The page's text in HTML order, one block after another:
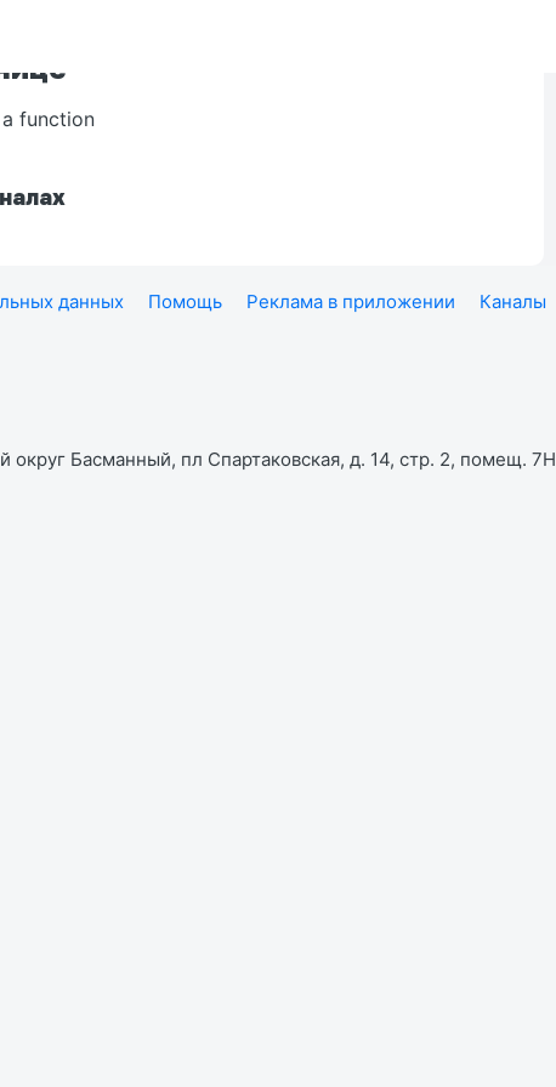
function
данных Помощь Реклама в приложении Каналы
Басманный, пл Спартаковская, д. 14, стр. 2, помещ. 7Н